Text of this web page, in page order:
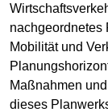
nachgeordnetes
Mobilität und
Maßnahmen
dieses